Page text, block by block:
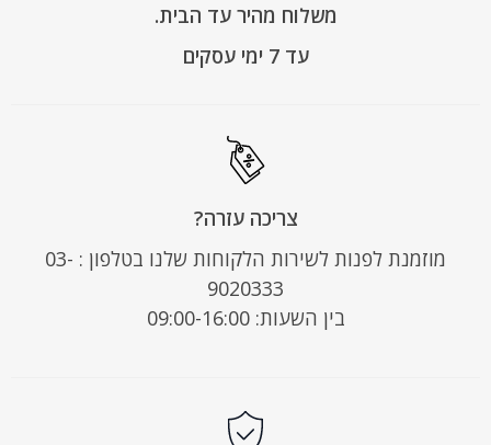
משלוח מהיר עד הבית.
עד 7 ימי עסקים
צריכה עזרה?
מוזמנת לפנות לשירות הלקוחות שלנו בטלפון : 03-
9020333
בין השעות: 09:00-16:00